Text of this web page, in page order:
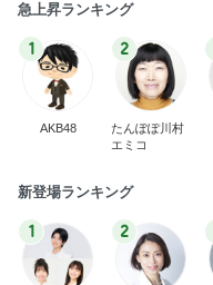
急上昇ランキング
1
AKB48
2
たんぽぽ川村
エミコ
新登場ランキング
1 2